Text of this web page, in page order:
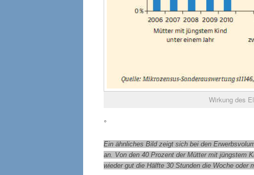
Wirkung des
°
Ein ähnliches Bild zeigt sich bei den
an. Von den 40 Prozent der Mütter mit jüngstem
wieder gut die Hälfte 30 Stunden die Woche oder